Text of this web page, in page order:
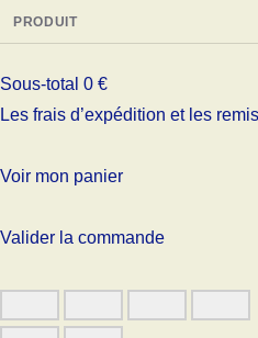
PRODUIT
Sous-total 0 €
Les frais d’expédition et les
Voir mon panier
Valider la commande